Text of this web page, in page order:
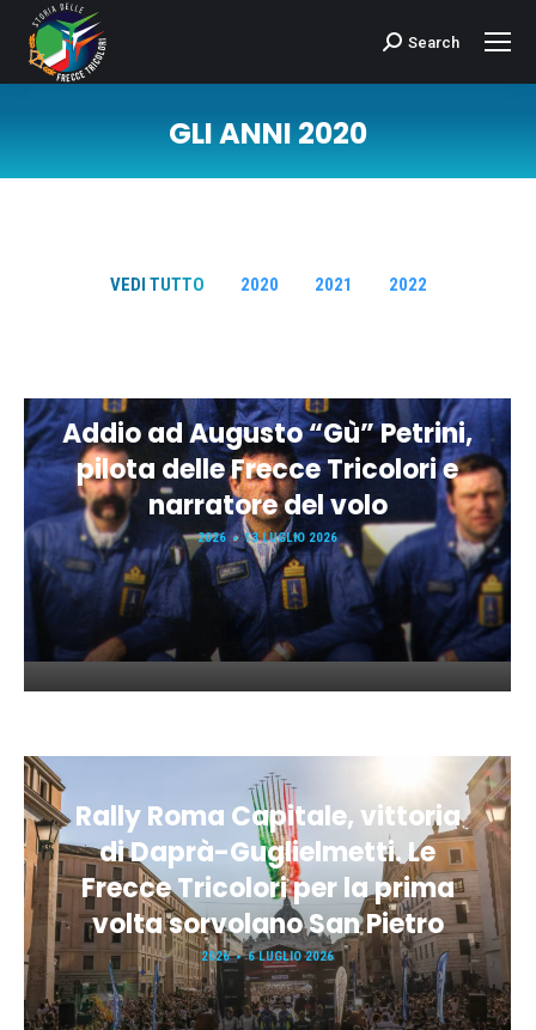
Cerca:Search
GLI ANNI 2020
VEDI TUTTO 2020 2021 2022
Addio ad Augusto “Gù” Petrini,
pilota delle Frecce Tricolori e
narratore del volo
2026 13 LUGLIO 2026
Rally Roma Capitale, vittoria
di Daprà-Guglielmetti. Le
Frecce Tricolori per la prima
volta sorvolano San Pietro
2026 6 LUGLIO 2026